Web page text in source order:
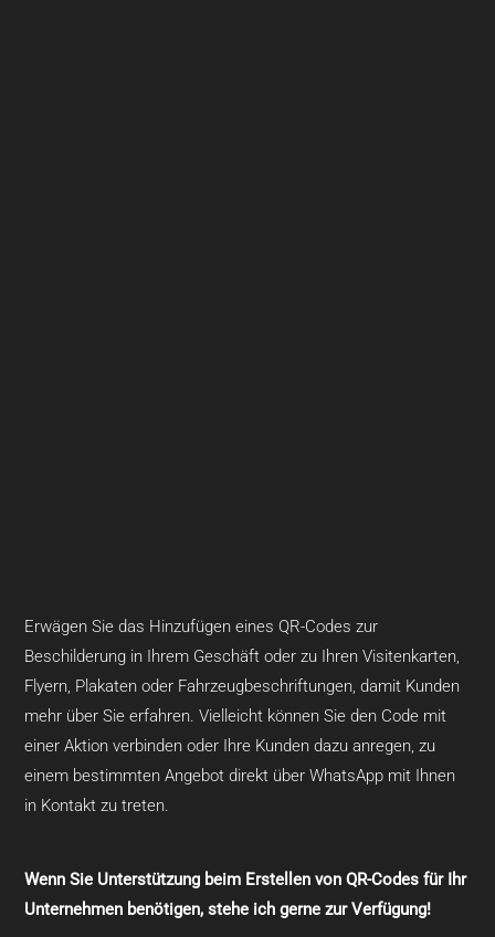
Erwägen Sie das Hinzufügen eines QR-Codes zur
Beschilderung in Ihrem Geschäft oder zu Ihren Visitenkarten,
Flyern, Plakaten oder Fahrzeugbeschriftungen, damit Kunden
mehr über Sie erfahren. Vielleicht können Sie den Code mit
einer Aktion verbinden oder Ihre Kunden dazu anregen, zu
einem bestimmten Angebot direkt über WhatsApp mit Ihnen
in Kontakt zu treten.
Wenn Sie Unterstützung beim Erstellen von QR-Codes für Ihr
Unternehmen benötigen, stehe ich gerne zur Verfügung!